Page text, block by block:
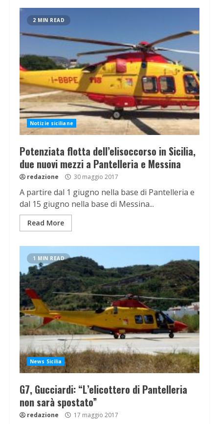
2 MIN READ
Notizie siciliane
Potenziata flotta dell’elisoccorso in Sicilia,
due nuovi mezzi a Pantelleria e Messina
redazione 30 maggio 2017
A partire dal 1 giugno nella base di Pantelleria e
dal 15 giugno nella base di Messina...
Read More
1 MIN READ
News Sicilia
G7, Gucciardi: “L’elicottero di Pantelleria
non sarà spostato”
redazione 17 maggio 2017